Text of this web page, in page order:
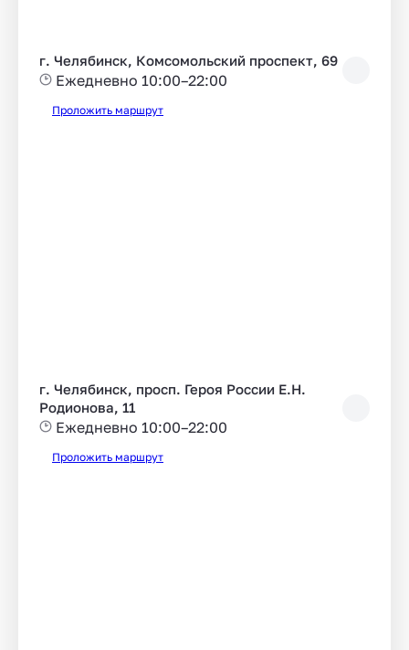
г. Челябинск, Комсомольский проспект, 69
Ежедневно 10:00–22:00
Проложить маршрут
г. Челябинск, просп. Героя России Е.Н.
Родионова, 11
Ежедневно 10:00–22:00
Проложить маршрут